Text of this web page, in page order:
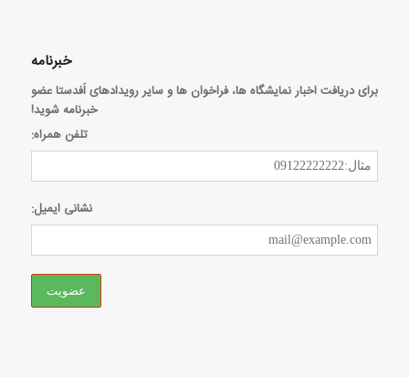
خبرنامه
برای دریافت اخبار نمایشگاه ها، فراخوان ها و سایر رویدادهای اَفدستا عضو
خبرنامه شوید!
تلفن همراه:
نشانی ایمیل: